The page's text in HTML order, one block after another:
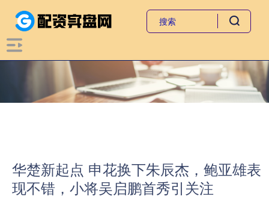
华楚新起点 申花换下朱辰杰，鲍亚雄表
现不错，小将吴启鹏首秀引关注